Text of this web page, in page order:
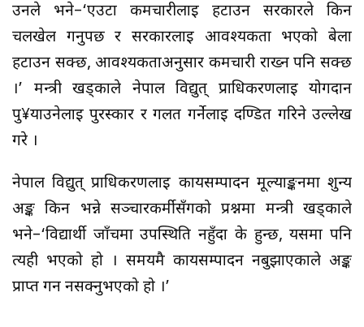
उनले भने–‘एउटा कर्मचारीलाई हटाउन सरकारले किन
चलखेल गर्नुपर्छ र सरकारलाई आवश्यकता भएको बेला
हटाउन सक्छ, आवश्यकताअनुसार कर्मचारी राख्न पनि सक्छ
।’ मन्त्री खड्काले नेपाल विद्युत् प्राधिकरणलाई योगदान
पु¥याउनेलाई पुरस्कार र गलत गर्नेलाई दण्डित गरिने उल्लेख
गरे ।
नेपाल विद्युत् प्राधिकरणलाई कार्यसम्पादन मूल्याङ्कनमा शुन्य
अङ्क किन भन्ने सञ्चारकर्मीसँगको प्रश्नमा मन्त्री खड्काले
भने–‘विद्यार्थी जाँचमा उपस्थिति नहुँदा के हुन्छ, यसमा पनि
त्यही भएको हो । समयमै कार्यसम्पादन नबुझाएकाले अङ्क
प्राप्त गर्न नसक्नुभएको हो ।’